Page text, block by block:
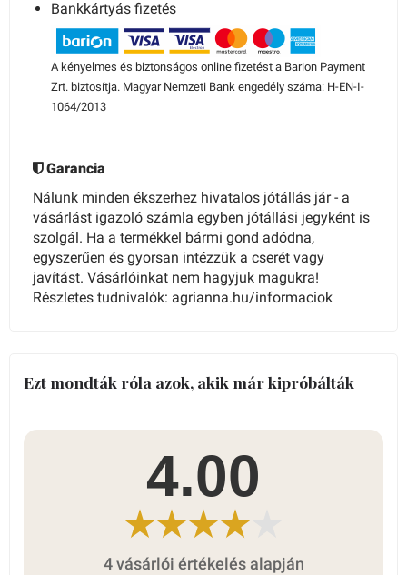
Bankkártyás fizetés
A kényelmes és biztonságos online fizetést a Barion Payment
Zrt. biztosítja. Magyar Nemzeti Bank engedély száma: H-EN-I-
1064/2013
Garancia
Nálunk minden ékszerhez hivatalos jótállás jár - a
vásárlást igazoló számla egyben jótállási jegyként is
szolgál. Ha a termékkel bármi gond adódna,
egyszerűen és gyorsan intézzük a cserét vagy
javítást. Vásárlóinkat nem hagyjuk magukra!
Részletes tudnivalók: agrianna.hu/informaciok
Ezt mondták róla azok, akik már kipróbálták
4.00
4 vásárlói értékelés alapján